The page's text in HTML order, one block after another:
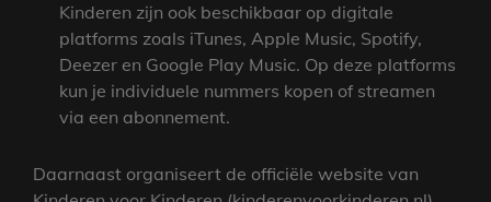
Kinderen zijn ook beschikbaar op digitale
platforms zoals iTunes, Apple Music, Spotify,
Deezer en Google Play Music. Op deze platforms
kun je individuele nummers kopen of streamen
via een abonnement.
Daarnaast organiseert de officiële website van